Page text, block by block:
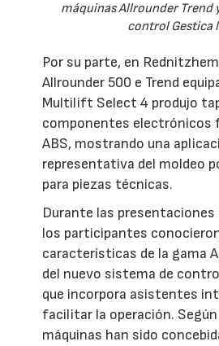
máquinas Allrounder Trend
control Gestica
Por su parte, en
Allrounder 500 e Trend
Multilift Select 4 produjo
componentes electrónicos
ABS, mostrando una
representativa del moldeo
para piezas técnicas.
Durante las presentaciones
los participantes
características de la gama
del nuevo sistema de
que incorpora asistentes
facilitar la operación.
máquinas han sido